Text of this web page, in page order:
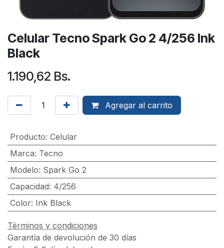
Celular Tecno Spark Go 2 4/256 Ink
Black
1.190,62 Bs.
Agregar al carrito
Producto: Celular
Marca: Tecno
Modelo: Spark Go 2
Capacidad: 4/256
Color: Ink Black
Términos y condiciones
Garantía de devolución de 30 días